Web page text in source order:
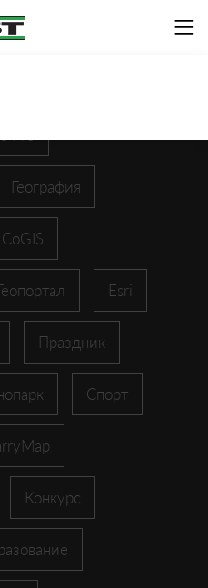
География
CoGIS
Esri
Праздник
Спорт
Конкурс